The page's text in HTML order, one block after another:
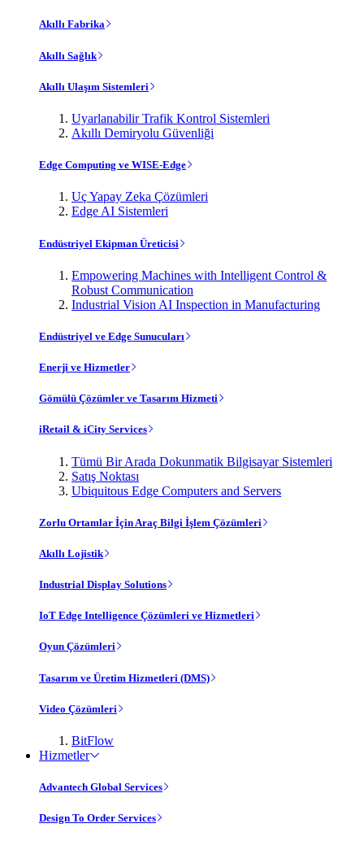
Akıllı Fabrika
Akıllı Sağlık
Akıllı Ulaşım Sistemleri
Uyarlanabilir Trafik Kontrol Sistemleri
Akıllı Demiryolu Güvenliği
Edge Computing ve WISE-Edge
Uç Yapay Zeka Çözümleri
Edge AI Sistemleri
Endüstriyel Ekipman Üreticisi
Empowering Machines with Intelligent Control &
Robust Communication
Industrial Vision AI Inspection in Manufacturing
Endüstriyel ve Edge Sunucuları
Enerji ve Hizmetler
Gömülü Çözümler ve Tasarım Hizmeti
iRetail & iCity Services
Tümü Bir Arada Dokunmatik Bilgisayar Sistemleri
Satış Noktası
Ubiquitous Edge Computers and Servers
Zorlu Ortamlar İçin Araç Bilgi İşlem Çözümleri
Akıllı Lojistik
Industrial Display Solutions
IoT Edge Intelligence Çözümleri ve Hizmetleri
Oyun Çözümleri
Tasarım ve Üretim Hizmetleri (DMS)
Video Çözümleri
BitFlow
Hizmetler
Advantech Global Services
Design To Order Services